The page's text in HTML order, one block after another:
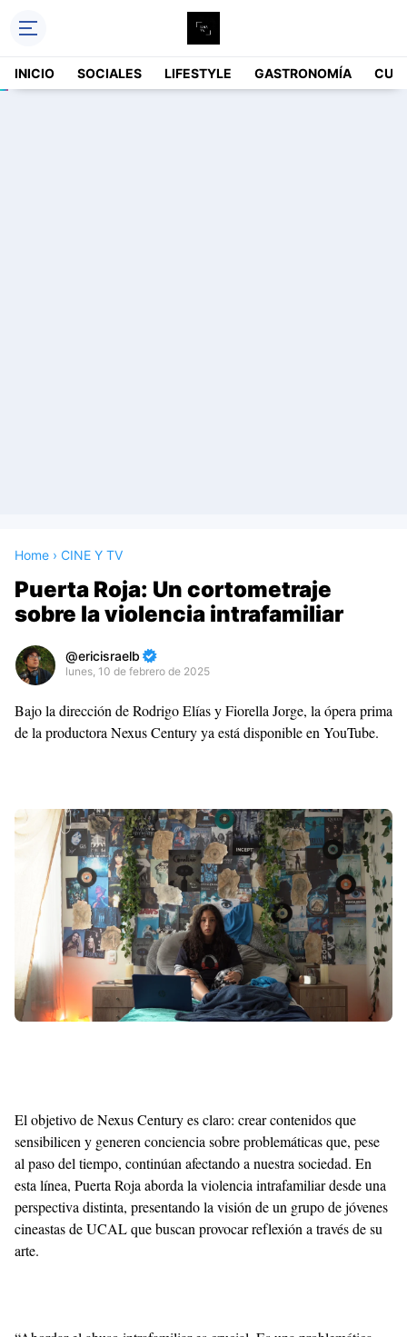
INICIO SOCIALES LIFESTYLE GASTRONOMÍA
Home › CINE Y TV
Puerta Roja: Un cortometraje
sobre la violencia intrafamiliar
ericisraelb
lunes, 10 de febrero de 2025
Premium
By
Raushan
Templates
Bajo la dirección de Rodrigo Elías y Fiorella Jorge, la ópera prima
de la productora Nexus Century ya está disponible en YouTube.
El objetivo de Nexus Century es claro: crear contenidos que
sensibilicen y generen conciencia sobre problemáticas que, pese
al paso del tiempo, continúan afectando a nuestra sociedad. En
esta línea, Puerta Roja aborda la violencia intrafamiliar desde una
perspectiva distinta, presentando la visión de un grupo de jóvenes
cineastas de UCAL que buscan provocar reflexión a través de su
arte.